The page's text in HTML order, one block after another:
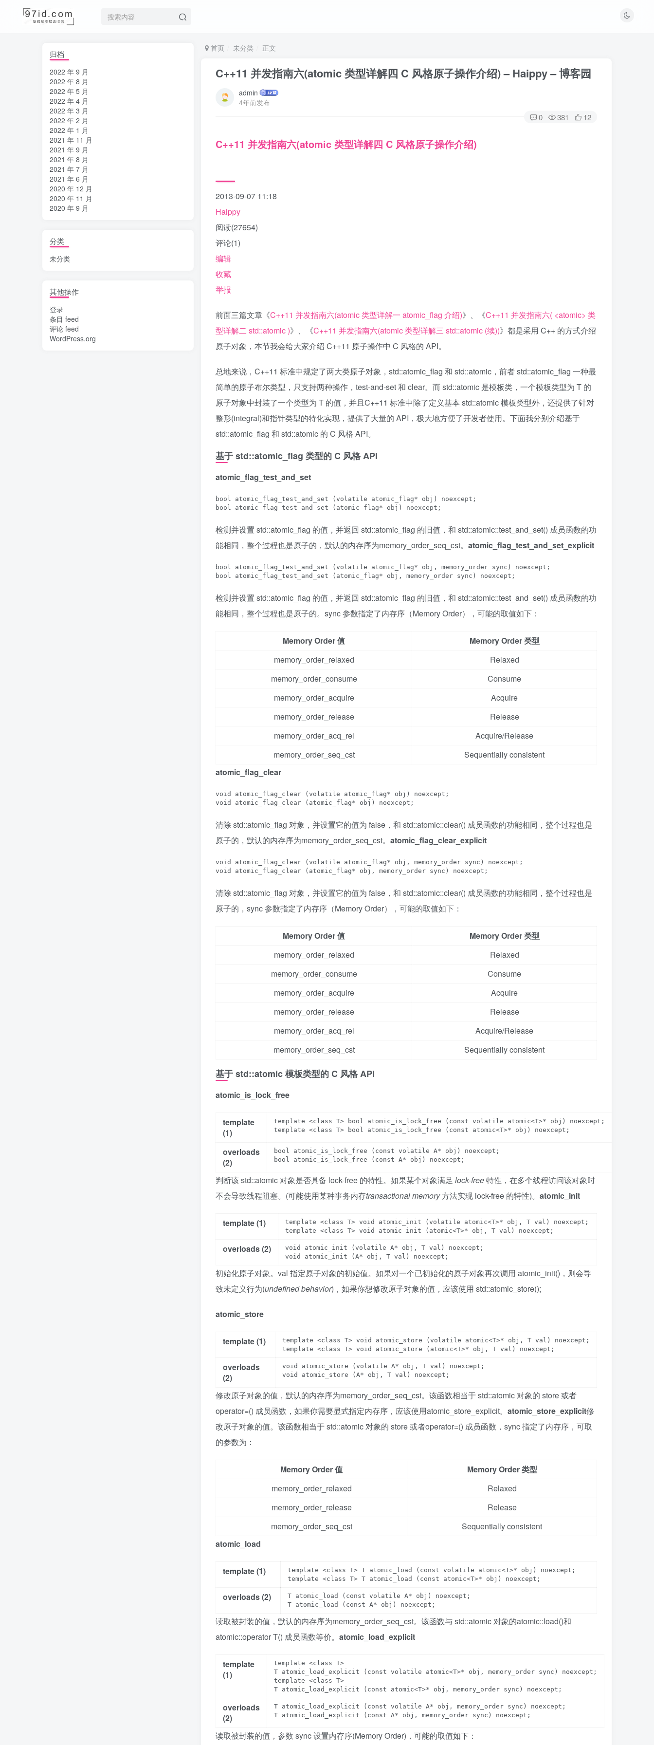
首页 未分类 正文
C++11 并发指南六(atomic 类型详解四 C 风格原子操作介绍) – Haippy – 博客园
admin
4年前发布
0 381 12
C++11 并发指南六(atomic 类型详解四 C 风格原子操作介绍)
2013-09-07 11:18
Haippy
阅读(27654)
评论(1)
编辑
收藏
举报
前面三篇文章《C++11 并发指南六(atomic 类型详解一 atomic_flag 介绍)》、《C++11 并发指南六( <atomic> 类
型详解二 std::atomic )》、《C++11 并发指南六(atomic 类型详解三 std::atomic (续))》都是采用 C++ 的方式介绍
原子对象，本节我会给大家介绍 C++11 原子操作中 C 风格的 API。
总地来说，C++11 标准中规定了两大类原子对象，std::atomic_flag 和 std::atomic，前者 std::atomic_flag 一种最
简单的原子布尔类型，只支持两种操作，test-and-set 和 clear。而 std::atomic 是模板类，一个模板类型为 T 的
原子对象中封装了一个类型为 T 的值，并且C++11 标准中除了定义基本 std::atomic 模板类型外，还提供了针对
整形(integral)和指针类型的特化实现，提供了大量的 API，极大地方便了开发者使用。下面我分别介绍基于
std::atomic_flag 和 std::atomic 的 C 风格 API。
基于 std::atomic_flag 类型的 C 风格 API
atomic_flag_test_and_set
bool atomic_flag_test_and_set (volatile atomic_flag* obj) noexcept;
bool atomic_flag_test_and_set (atomic_flag* obj) noexcept;
检测并设置 std::atomic_flag 的值，并返回 std::atomic_flag 的旧值，和 std::atomic::test_and_set() 成员函数的功
能相同，整个过程也是原子的，默认的内存序为memory_order_seq_cst。 atomic_flag_test_and_set_explicit
bool atomic_flag_test_and_set (volatile atomic_flag* obj, memory_order sync) noexcept;
bool atomic_flag_test_and_set (atomic_flag* obj, memory_order sync) noexcept;
检测并设置 std::atomic_flag 的值，并返回 std::atomic_flag 的旧值，和 std::atomic::test_and_set() 成员函数的功
能相同，整个过程也是原子的。sync 参数指定了内存序（Memory Order），可能的取值如下：
Memory Order 值
Memory Order 类型
memory_order_relaxed
Relaxed
memory_order_consume
Consume
memory_order_acquire
Acquire
memory_order_release
Release
memory_order_acq_rel
Acquire/Release
memory_order_seq_cst
Sequentially consistent
atomic_flag_clear
void atomic_flag_clear (volatile atomic_flag* obj) noexcept;
void atomic_flag_clear (atomic_flag* obj) noexcept;
清除 std::atomic_flag 对象，并设置它的值为 false，和 std::atomic::clear() 成员函数的功能相同，整个过程也是
原子的，默认的内存序为memory_order_seq_cst。 atomic_flag_clear_explicit
void atomic_flag_clear (volatile atomic_flag* obj, memory_order sync) noexcept;
void atomic_flag_clear (atomic_flag* obj, memory_order sync) noexcept;
清除 std::atomic_flag 对象，并设置它的值为 false，和 std::atomic::clear() 成员函数的功能相同，整个过程也是
原子的， sync 参数指定了内存序（Memory Order），可能的取值如下：
Memory Order 值
Memory Order 类型
memory_order_relaxed
Relaxed
memory_order_consume
Consume
memory_order_acquire
Acquire
memory_order_release
Release
memory_order_acq_rel
Acquire/Release
memory_order_seq_cst
Sequentially consistent
基于 std::atomic 模板类型的 C 风格 API
atomic_is_lock_free
template
(1)
template <class T> bool atomic_is_lock_free (const volatile atomic<T>* obj) noexcept;
overloads
(2)
bool atomic_is_lock_free (const volatile A* obj) noexcept;
bool atomic_is_lock_free (const A* obj) noexcept;
判断该 std::atomic 对象是否具备 lock-free 的特性。如果某个对象满足 lock-free特性，在多个线程访问该对象时
不会导致线程阻塞。(可能使用某种事务内存transactional memory方法实现 lock-free 的特性)。 atomic_init
template (1)
template <class T> void atomic_init (volatile atomic<T>* obj, T val) noexcept;
overloads (2)
void atomic_init (volatile A* obj, T val) noexcept;
void atomic_init (A* obj, T val) noexcept;
初始化原子对象。 val 指定原子对象的初始值。如果对一个已初始化的原子对象再次调用 atomic_init()，则会导
致未定义行为(undefined behavior)，如果你想修改原子对象的值，应该使用 std::atomic_store();
atomic_store
template (1)
template <class T> void atomic_store (volatile atomic<T>* obj, T val) noexcept;
overloads
(2)
void atomic_store (volatile A* obj, T val) noexcept;
void atomic_store (A* obj, T val) noexcept;
修改原子对象的值，默认的内存序为memory_order_seq_cst。该函数相当于 std::atomic 对象的 store 或者
operator=() 成员函数，如果你需要显式指定内存序，应该使用atomic_store_explicit。 atomic_store_explicit修
改原子对象的值。该函数相当于 std::atomic 对象的 store 或者operator=() 成员函数 ，sync 指定了内存序，可取
的参数为：
Memory Order 值
Memory Order 类型
memory_order_relaxed
Relaxed
memory_order_release
Release
memory_order_seq_cst
Sequentially consistent
atomic_load
template (1)
template <class T> T atomic_load (const volatile atomic<T>* obj) noexcept;
overloads (2)
T atomic_load (const volatile A* obj) noexcept;
T atomic_load (const A* obj) noexcept;
读取被封装的值， 默认的内存序为memory_order_seq_cst。该函数与 std::atomic 对象的atomic::load()和
atomic::operator T() 成员函数等价。 atomic_load_explicit
template
(1)
template <class T>
T atomic_load_explicit (const volatile atomic<T>* obj, memory_order sync) noexcept;
template <class T>
overloads
(2)
T atomic_load_explicit (const volatile A* obj, memory_order sync) noexcept;
T atomic_load_explicit (const A* obj, memory_order sync) noexcept;
读取被封装的值，参数 sync 设置内存序(Memory Order)，可能的取值如下：
归档
2022 年 9 月
2022 年 8 月
2022 年 5 月
2022 年 4 月
2022 年 3 月
2022 年 2 月
2022 年 1 月
2021 年 11 月
2021 年 9 月
2021 年 8 月
2021 年 7 月
2021 年 6 月
2020 年 12 月
2020 年 11 月
2020 年 9 月
分类
未分类
其他操作
登录
条目 feed
评论 feed
WordPress.org